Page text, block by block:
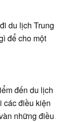
du lịch Trung
để cho một
đến du lịch
các điều kiện
những điều